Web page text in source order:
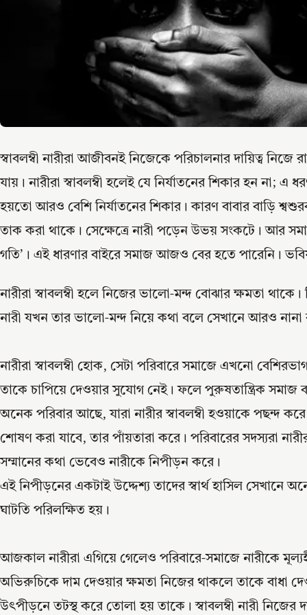
স্বাবলম্বী নারীরা আজীবনই নিজেকে পরিচালনার দায়িত্ব
যায়। নারীরা স্বাবলম্বী হলেই যে নির্যাতনের শিকার হন না; এ
হয়তো আরও বেশি নির্যাতনের শিকার। কারণ বাবার বাড়ি
তাক করা থাকে। সেক্ষেত্রে নারী পড়েন উভয় সংকটে। আর
গতি’। এই ধারণার বাইরে সমাজ আজও বের হতে পারেনি।
নারীরা স্বাবলম্বী হলে নিজের ভালো-মন্দ বোঝার ক্ষমতা থাকে।
নারী যখন তার ভালো-মন্দ নিয়ে কথা বলে সেখানে আরও
নারীরা স্বাবলম্বী হোক, সেটা পরিবারে সমাজে এখনো
তাকে চাপিয়ে দেওয়ার সুযোগ নেই। ফলে পুরুষতান্ত্রিক সমাজ
অনেক পরিবার আছে, যারা নারীর স্বাবলম্বী হওয়াকে পছন্দ
শোষণ করা যাবে, তার পাঁয়তারা করে। পরিবারের সদস্যরা
সম্মানের কথা ভেবেও নারীকে নিপীড়ন করে।
এই নিপীড়নের একটাই উদ্দেশ্য তাদের স্বার্থ হাসিল সেখানে
ঘাটতি পরিলক্ষিত হয়।
আজকাল নারীরা এগিয়ে গেলেও পরিবারে-সমাজে নারীকে
অভিরুচিকে দাম দেওয়ার ক্ষমতা নিজের থাকলে তাকে বাধা
উৎপীড়নে তটস্থ করে তোলা হয় তাকে। স্বাবলম্বী নারী